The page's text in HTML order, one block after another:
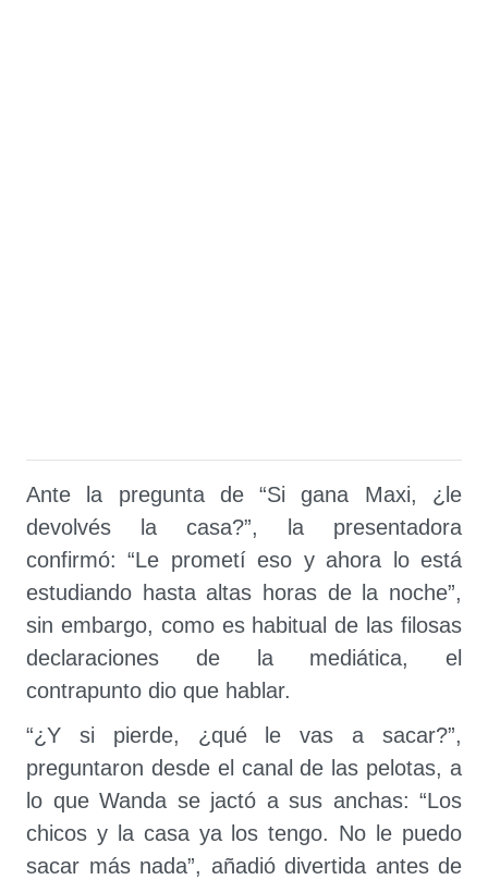
Ante la pregunta de “Si gana Maxi, ¿le
devolvés la casa?”, la presentadora
confirmó: “Le prometí eso y ahora lo está
estudiando hasta altas horas de la noche”,
sin embargo, como es habitual de las filosas
declaraciones de la mediática, el
contrapunto dio que hablar.
“¿Y si pierde, ¿qué le vas a sacar?”,
preguntaron desde el canal de las pelotas, a
lo que Wanda se jactó a sus anchas: “Los
chicos y la casa ya los tengo. No le puedo
sacar más nada”, añadió divertida antes de